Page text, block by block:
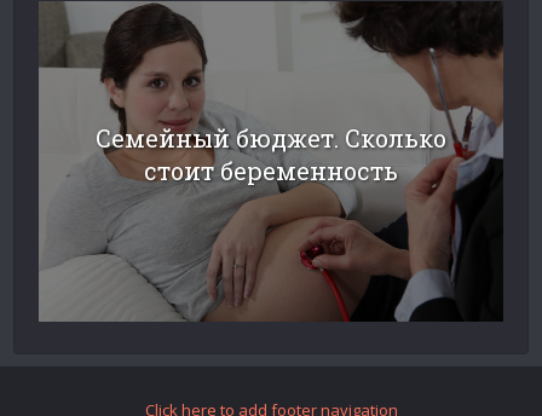
Семейный бюджет. Сколько
стоит беременность
Click here to add footer navigation